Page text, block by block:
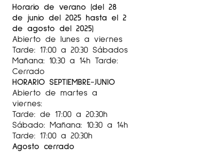
Horario de verano (del 28
de junio del 2025 hasta el 2
de agosto del 2025)
Abierto de lunes a viernes
Tarde: 17:00 a 20:30 Sábados
Mañana: 10:30 a 14h Tarde:
Cerrado
HORARIO SEPTIEMBRE-JUNIO
Abierto de martes a
viernes:
Tarde: de 17:00 a 20:30h
Sábado: Mañana: 10:30 a 14h
Tarde: 17:00 a 20:30h
Agosto cerrado